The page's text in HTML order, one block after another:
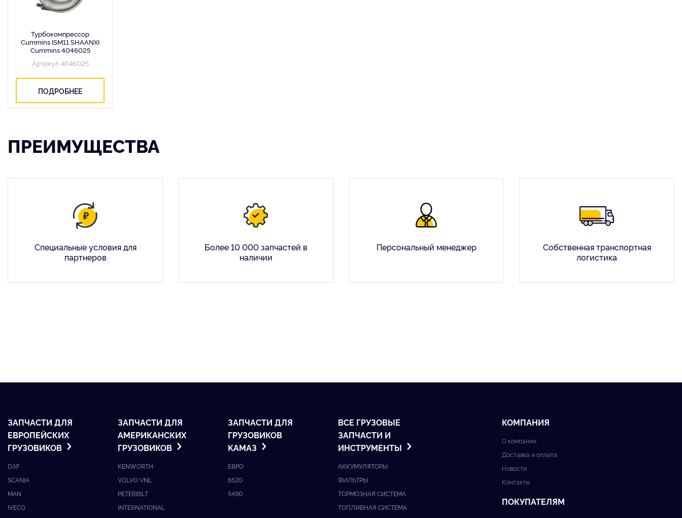
Турбокомпрессор
Cummins ISM11 SHAANXI
Cummins 4046025
Артикул: 4046025
ПОДРОБНЕЕ
ПРЕИМУЩЕСТВА
Специальные условия для
партнеров
Более 10 000 запчастей в
наличии
Персональный менеджер
Собственная транспортная
логистика
ЗАПЧАСТИ ДЛЯ
ЕВРОПЕЙСКИХ
ГРУЗОВИКОВ
DAF
SCANIA
MAN
IVECO
ЗАПЧАСТИ ДЛЯ
АМЕРИКАНСКИХ
ГРУЗОВИКОВ
KENWORTH
VOLVO VNL
PETERBILT
INTERNATIONAL
ЗАПЧАСТИ ДЛЯ
ГРУЗОВИКОВ
KАМАЗ
ЕВРО
6520
5490
ВСЕ ГРУЗОВЫЕ
ЗАПЧАСТИ И
ИНСТРУМЕНТЫ
АККУМУЛЯТОРЫ
ФИЛЬТРЫ
ТОРМОЗНАЯ СИСТЕМА
ТОПЛИВНАЯ СИСТЕМА
КОМПАНИЯ
О компании
Доставка и оплата
Новости
Контакты
ПОКУПАТЕЛЯМ